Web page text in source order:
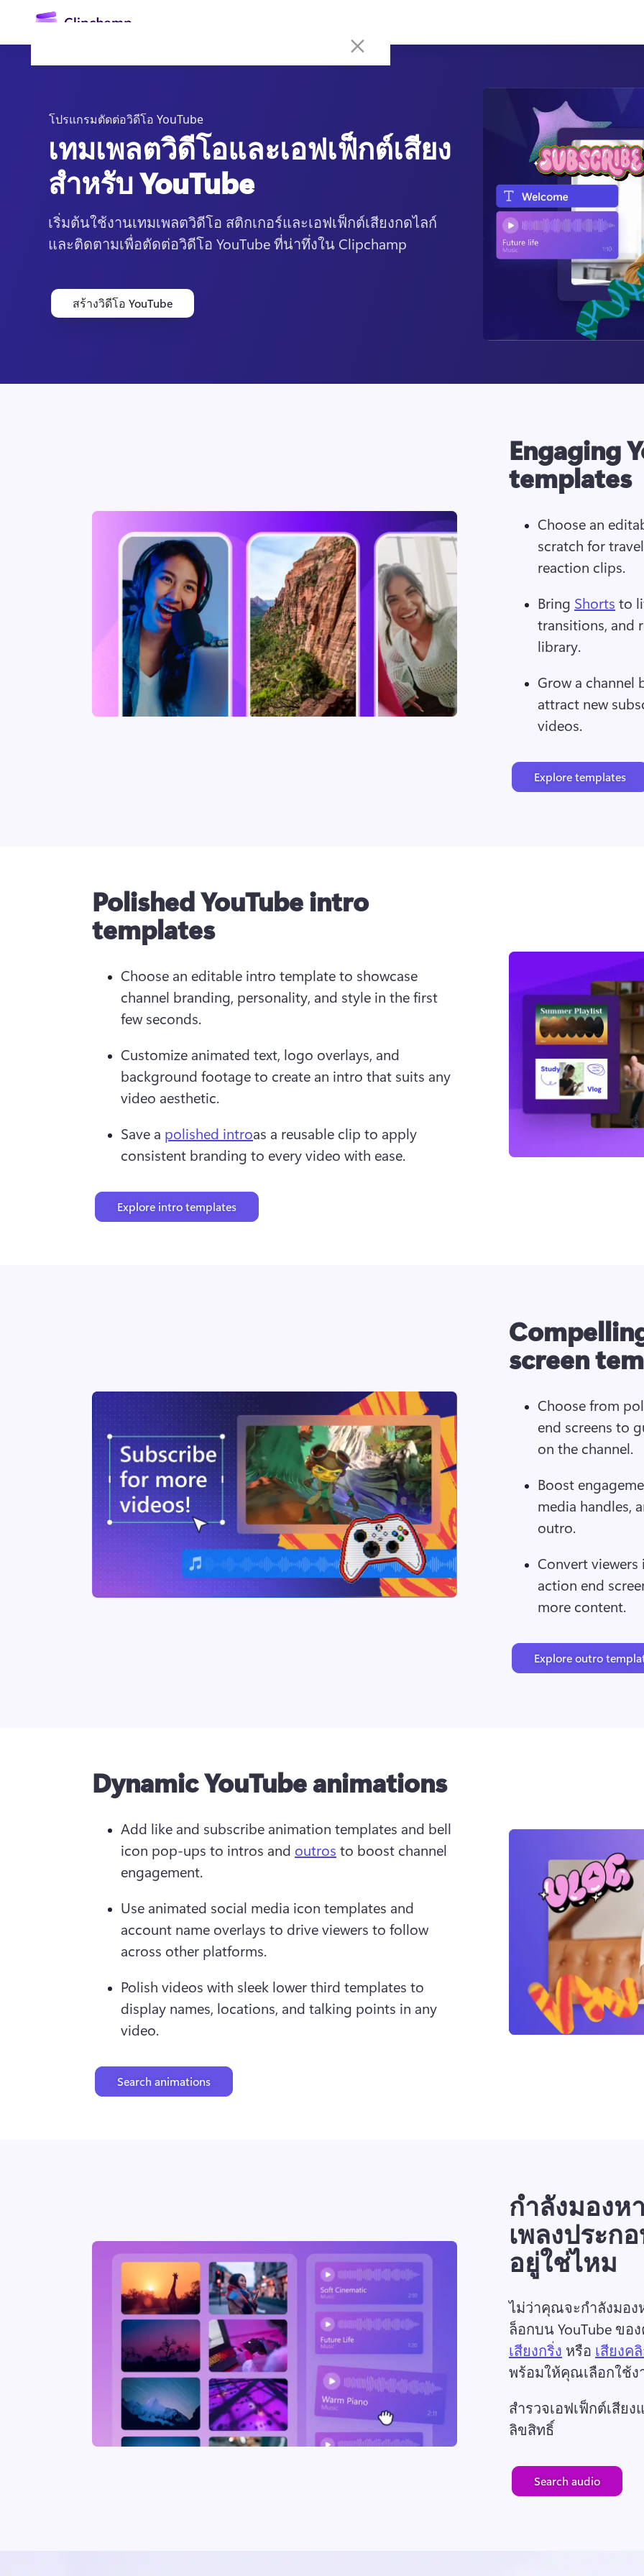
ลงชื่อเข้าใช้
โปรแกรมตัดต่อวิดีโอ YouTube
เทมเพลตวิดีโอและเอฟเฟ็กต์เสียง
สำหรับ YouTube
เริ่มต้นใช้งานเทมเพลตวิดีโอ สติกเกอร์และเอฟเฟ็กต์เสียงกดไลก์
และติดตามเพื่อตัดต่อวิดีโอ YouTube ที่น่าทึ่งใน Clipchamp
สร้างวิดีโอ YouTube
Engaging
templates
Choose an
scratch for
reaction clips.
Bring Shorts to
transitions, and
library.
Grow a channel
attract new
videos.
Explore templates
Polished YouTube intro
templates
Choose an editable intro template to showcase
channel branding, personality, and style in the first
few seconds.
Customize animated text, logo overlays, and
background footage to create an intro that suits any
video aesthetic.
Save a polished introas a reusable clip to apply
consistent branding to every video with ease.
Explore intro templates
screen
Choose from
end screens to
on the channel.
Boost
media handles,
outro.
Convert
action end
more content.
Explore outro
Dynamic YouTube animations
Add like and subscribe animation templates and bell
icon pop-ups to intros and outros to boost channel
engagement.
Use animated social media icon templates and
account name overlays to drive viewers to follow
across other platforms.
Polish videos with sleek lower third templates to
display names, locations, and talking points in any
video.
Search animations
กำลังมองห
เพลงประก
อยู่ใช่ไหม
ไม่ว่าคุณจะกำลังมอ
ล็อกบน YouTube ขอ
เสียงกริ่ง หรือ เสียงค
พร้อมให้คุณเลือกใช้
สำรวจเอฟเฟ็กต์เสีย
ลิขสิทธิ์
Search audio